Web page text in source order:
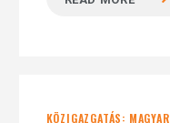
KÖZIGAZGATÁS: MAGYAR